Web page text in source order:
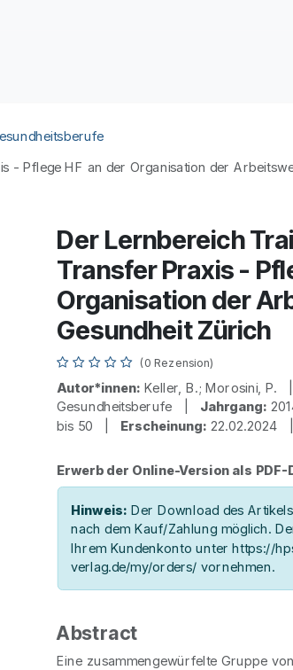
- Pflege HF an der Organisation der
Der Lernbereich
Transfer Praxis -
Organisation der
Gesundheit Zürich
(0 Rezension)
Autor*innen: Keller, B.; Morosini, P.
Gesundheitsberufe | Jahrgang:
bis 50 | Erscheinung: 22.02.2024
Erwerb der Online-Version als PDF-
Hinweis: Der Download des
nach dem Kauf/Zahlung möglich.
Ihrem Kundenkonto unter https://
verlag.de/my/orders/ vornehmen.
Abstract
Eine zusammengewürfelte Gruppe